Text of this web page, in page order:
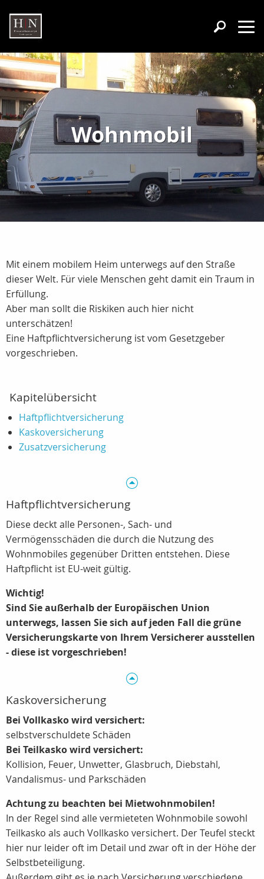
Wohnmobil
Mit einem mobilem Heim unterwegs auf den Straße
dieser Welt. Für viele Menschen geht damit ein Traum in
Erfüllung.
Aber man sollt die Riskiken auch hier nicht
unterschätzen!
Eine Haftpflichtversicherung ist vom Gesetzgeber
vorgeschrieben.
Kapitelübersicht
Haftpflichtversicherung
Kaskoversicherung
Zusatzversicherung
Haftpflichtversicherung
Diese deckt alle Personen-, Sach- und
Vermögensschäden die durch die Nutzung des
Wohnmobiles gegenüber Dritten entstehen. Diese
Haftpflicht ist EU-weit gültig.
Wichtig!
Sind Sie außerhalb der Europäischen Union
unterwegs, lassen Sie sich auf jeden Fall die grüne
Versicherungskarte von Ihrem Versicherer ausstellen
- diese ist vorgeschrieben!
Kaskoversicherung
Bei Vollkasko wird versichert:
selbstverschuldete Schäden
Bei Teilkasko wird versichert:
Kollision, Feuer, Unwetter, Glasbruch, Diebstahl,
Vandalismus- und Parkschäden
Achtung zu beachten bei Mietwohnmobilen!
In der Regel sind alle vermieteten Wohnmobile sowohl
Teilkasko als auch Vollkasko versichert. Der Teufel steckt
hier nur leider oft im Detail und zwar oft in der Höhe der
Selbstbeteiligung.